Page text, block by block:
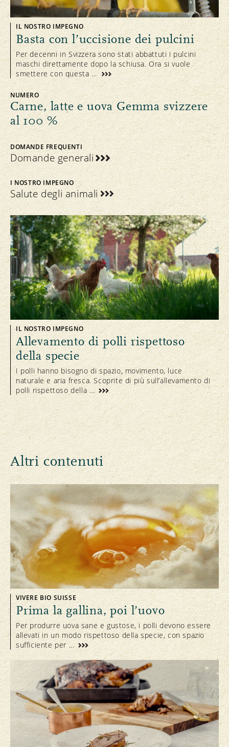
IL NOSTRO IMPEGNO
Basta con l’uccisione dei pulcini
Per decenni in Svizzera sono stati abbattuti i pulcini
maschi direttamente dopo la schiusa. Ora si vuole
smettere con questa ...
NUMERO
Carne, latte e uova Gemma svizzere
al 100 %
DOMANDE FREQUENTI
Domande generali
I NOSTRO IMPEGNO
Salute degli animali
IL NOSTRO IMPEGNO
Allevamento di polli rispettoso
della specie
I polli hanno bisogno di spazio, movimento, luce
naturale e aria fresca. Scoprite di più sull’allevamento di
polli rispettoso della ...
Altri contenuti
VIVERE BIO SUISSE
Prima la gallina, poi l’uovo
Per produrre uova sane e gustose, i polli devono essere
allevati in un modo rispettoso della specie, con spazio
sufficiente per ...